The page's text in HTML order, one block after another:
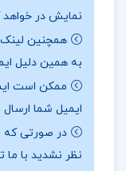
ظالم در افق صف
گیرند. این
گونه مقاومتی
کشند. اما آیا
خود خواهد یافت؟
نمایش در خواهد
همچنین لینک
به همین دلیل
ایمیل شما
در صورتی که
نظر نشدید با ما